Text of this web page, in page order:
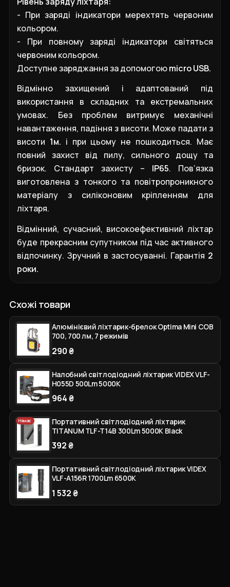
- При заряді індикатори мерехтять червоним
кольором.
- При повному заряді індикатори світяться
червоним кольором.
Доступне заряджання за допомогоюmicro USB.
Відмінно захищений і адаптований під
використання в складних та екстремальних
умовах. Без проблем витримує механічні
навантаження, падіння з висоти. Може падати з
висоти 1м. і при цьому не пошкодиться. Має
повний захист від пилу, сильного дощу та
бризок. Стандарт захисту – IP65. Пов’язка
виготовлена з тонкого та повітропроникного
матеріалу з силіконовим кріпленням для
ліхтаря.
Відмінний, сучасний, високоефективний ліхтар
буде прекрасним супутником під час активного
відпочинку. Зручний в застосуванні. Гарантія 2
роки.
Схожі товари
Алюмінієвий ліхтарик-брелок Optima Mini COB
700, 700 лм, 7 режимів
290 ₴
Налобний світлодіодний ліхтарик VIDEX VLF-
H055D 500Lm 5000K
964 ₴
Немає
Портативний світлодіодний ліхтарик
TITANUM TLF-T14B 300Lm 5000K Black
392 ₴
Портативний світлодіодний ліхтарик VIDEX
VLF-A156R 1700Lm 6500K
1 532 ₴